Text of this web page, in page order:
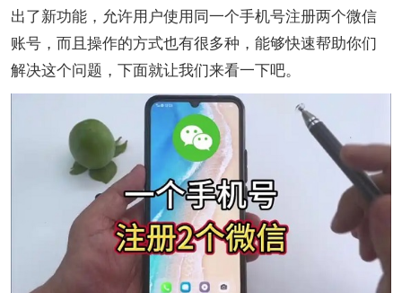
出了新功能，允许用户使用同一个手机号注册两个微信
账号，而且操作的方式也有很多种，能够快速帮助你们
解决这个问题，下面就让我们来看一下吧。